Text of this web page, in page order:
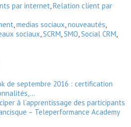
par internet Relation client par
medias sociaux nouveautés
sociaux SCRM SMO Social CRM
de septembre 2016 : certification
à l’apprentissage des participants
– Teleperformance Academy